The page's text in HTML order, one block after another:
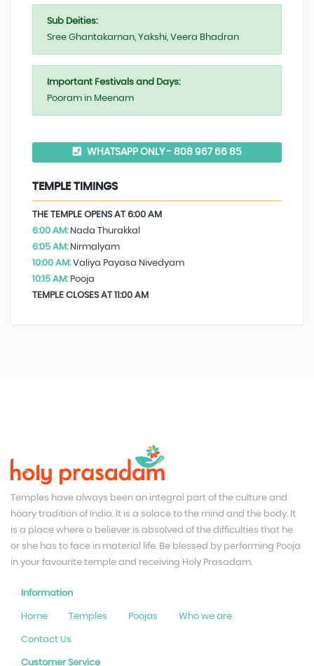
Sub Deities:
Sree Ghantakarnan, Yakshi, Veera Bhadran
Important Festivals and Days:
Pooram in Meenam
WHATSAPP ONLY - 808 967 66 85
TEMPLE TIMINGS
THE TEMPLE OPENS AT 6:00 AM
6:00 AM:Nada Thurakkal
6:05 AM:Nirmalyam
10:00 AM:Valiya Payasa Nivedyam
10:15 AM:Pooja
TEMPLE CLOSES AT 11:00 AM
Temples have always been an integral part of the culture and
hoary tradition of India. It is a solace to the mind and the body. It
is a place where a believer is absolved of the difficulties that he
or she has to face in material life. Be blessed by performing Pooja
in your favourite temple and receiving Holy Prasadam.
Information
Home Temples Poojas Who we are
Contact Us
Customer Service